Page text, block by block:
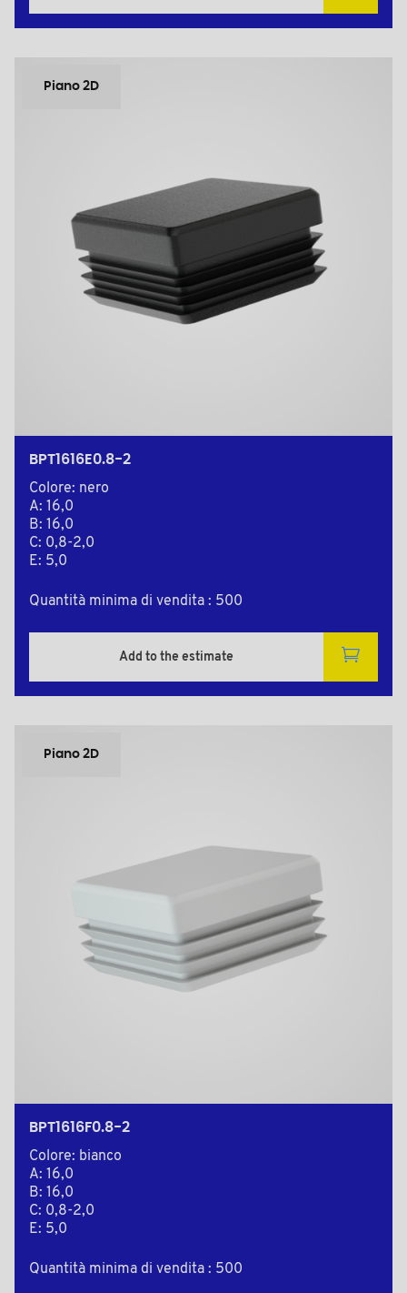
Piano 2D
BPT1616E0.8-2
Colore: nero
A: 16,0
B: 16,0
C: 0,8-2,0
E: 5,0
Quantità minima di vendita : 500
Add to the estimate
Piano 2D
BPT1616F0.8-2
Colore: bianco
A: 16,0
B: 16,0
C: 0,8-2,0
E: 5,0
Quantità minima di vendita : 500